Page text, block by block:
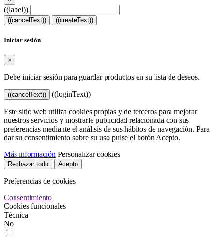
((label))
((cancelText)) ((createText))
Iniciar sesión
×
Debe iniciar sesión para guardar productos en su lista de deseos.
((cancelText)) ((loginText))
Este sitio web utiliza cookies propias y de terceros para mejorar
nuestros servicios y mostrarle publicidad relacionada con sus
preferencias mediante el análisis de sus hábitos de navegación. Para
dar su consentimiento sobre su uso pulse el botón Acepto.
Más información Personalizar cookies
Rechazar todo Acepto
Preferencias de cookies
Consentimiento
Cookies funcionales
Técnica
No